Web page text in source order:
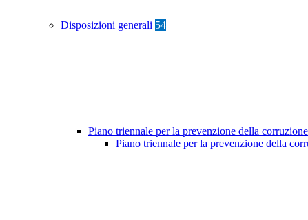
Disposizioni generali 54
Piano triennale per la prevenzione della
Piano triennale per la prevenzione della